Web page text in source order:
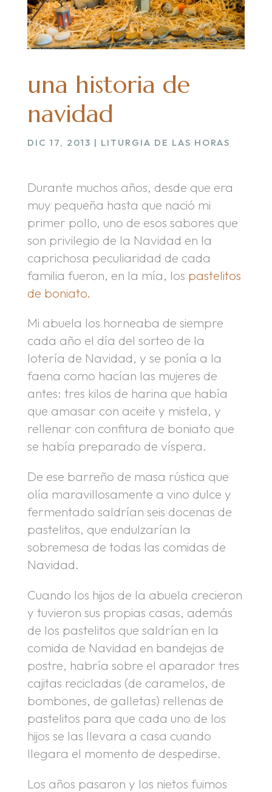
una historia de
navidad
DIC 17, 2013 | LITURGIA DE LAS HORAS
Durante muchos años, desde que era
muy pequeña hasta que nació mi
primer pollo, uno de esos sabores que
son privilegio de la Navidad en la
caprichosa peculiaridad de cada
familia fueron, en la mía, los pastelitos
de boniato.
Mi abuela los horneaba de siempre
cada año el día del sorteo de la
lotería de Navidad, y se ponía a la
faena como hacían las mujeres de
antes: tres kilos de harina que había
que amasar con aceite y mistela, y
rellenar con confitura de boniato que
se había preparado de víspera.
De ese barreño de masa rústica que
olía maravillosamente a vino dulce y
fermentado saldrían seis docenas de
pastelitos, que endulzarían la
sobremesa de todas las comidas de
Navidad.
Cuando los hijos de la abuela crecieron
y tuvieron sus propias casas, además
de los pastelitos que saldrían en la
comida de Navidad en bandejas de
postre, habría sobre el aparador tres
cajitas recicladas (de caramelos, de
bombones, de galletas) rellenas de
pastelitos para que cada uno de los
hijos se las llevara a casa cuando
llegara el momento de despedirse.
Los años pasaron y los nietos fuimos